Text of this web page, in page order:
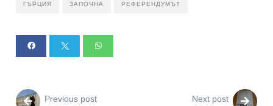
ГЪРЦИЯ ЗАПОЧНА РЕФЕРЕНДУМЪТ
Previous post Next post